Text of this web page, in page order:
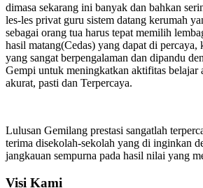
dimasa sekarang ini banyak dan bahkan
les-les privat guru sistem datang kerumah
sebagai orang tua harus tepat memilih
hasil matang(Cedas) yang dapat di
yang sangat berpengalaman dan dipandu
Gempi untuk meningkatkan aktifitas belajar
akurat, pasti dan Terpercaya.
Lulusan Gemilang prestasi sangatlah
terima disekolah-sekolah yang di inginkan
jangkauan sempurna pada hasil nilai yang
Visi Kami